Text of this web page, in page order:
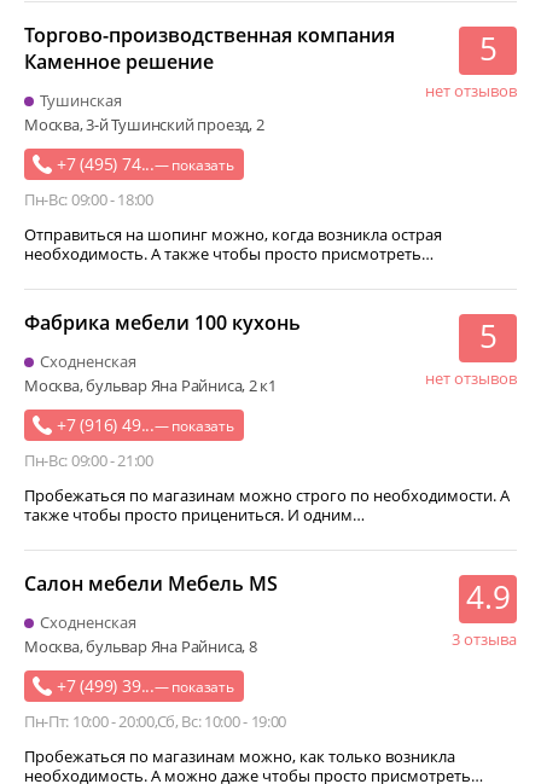
+7 (495) 74...— показать
Пн-Вс: 09:00 - 18:00
Торгово-производственная компания
Каменное решение
5
нет отзывов
Тушинская
Москва, 3-й Тушинский проезд, 2
Отправиться на шопинг можно, когда возникла острая
необходимость. А также чтобы просто присмотреть…
+7 (916) 49...— показать
Пн-Вс: 09:00 - 21:00
Фабрика мебели 100 кухонь 5
нет отзывов
Сходненская
Москва, бульвар Яна Райниса, 2 к1
Пробежаться по магазинам можно строго по необходимости. А
также чтобы просто прицениться. И одним…
+7 (499) 39...— показать
Пн-Пт: 10:00 - 20:00Сб, Вс: 10:00 - 19:00
Салон мебели Мебель MS 4.9
3 отзыва
Сходненская
Москва, бульвар Яна Райниса, 8
Пробежаться по магазинам можно, как только возникла
необходимость. А можно даже чтобы просто присмотреть…